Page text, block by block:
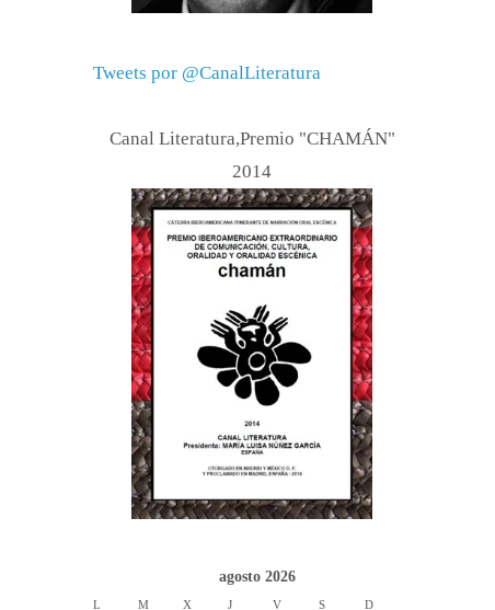
Tweets por @CanalLiteratura
Canal Literatura,Premio "CHAMÁN"
2014
agosto 2026
L M X J V S D